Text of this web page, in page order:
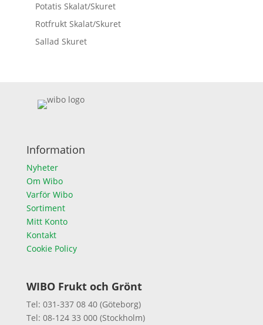
Potatis Skalat/Skuret
Rotfrukt Skalat/Skuret
Sallad Skuret
Information
Nyheter
Om Wibo
Varför Wibo
Sortiment
Mitt Konto
Kontakt
Cookie Policy
WIBO Frukt och Grönt
Tel: 031-337 08 40 (Göteborg)
Tel: 08-124 33 000 (Stockholm)